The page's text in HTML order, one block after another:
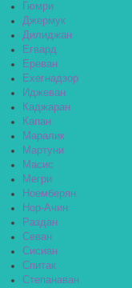
Гюмри
Джермук
Дилиджан
Егвард
Ереван
Ехегнадзор
Иджеван
Каджаран
Капан
Маралик
Мартуни
Масис
Мегри
Ноемберян
Нор-Ачин
Раздан
Севан
Сисиан
Спитак
Степанаван